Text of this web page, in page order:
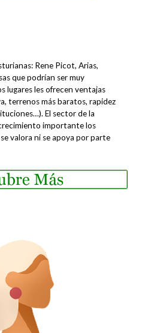
Rene Picot, Arias,
que podrían ser muy
lugares les ofrecen ventajas
terrenos más baratos, rapidez
El sector de la
importante los
valora ni se apoya por parte